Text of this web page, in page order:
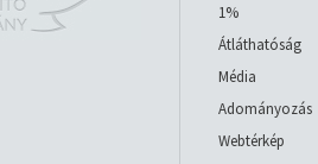
1%
Átláthatóság
Média
Adományozás
Webtérkép